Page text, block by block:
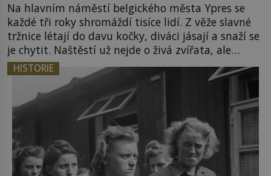
Na hlavním náměstí belgického města Ypres se
každé tři roky shromáždí tisíce lidí. Z věže slavné
tržnice létají do davu kočky, diváci jásají a snaží se
je chytit. Naštěstí už nejde o živá zvířata, ale
jenom o plyšové suvenýry. Kdysi to ale bylo jinak.
Tato veselá podívaná připomíná jeden z
nejpodivnějších a zároveň nejkrutějších zvyků […]
HISTORIE